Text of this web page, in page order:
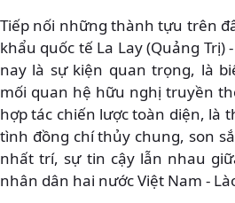
Tiếp nối những thành tựu trên
khẩu quốc tế La Lay (Quảng Trị)
nay là sự kiện quan trọng, là
mối quan hệ hữu nghị truyền
hợp tác chiến lược toàn diện, là
tình đồng chí thủy chung, son
nhất trí, sự tin cậy lẫn nhau
nhân dân hai nước Việt Nam -